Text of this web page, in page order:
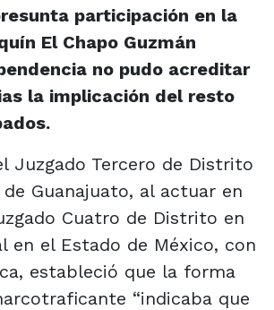
participación en la
El Chapo Guzmán
no pudo acreditar
la implicación del resto
Juzgado Tercero de Distrito
Guanajuato, al actuar en
Cuatro de Distrito en
en el Estado de México, con
estableció que la forma
“indicaba que